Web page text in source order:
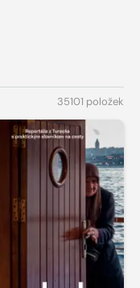
35101 položek